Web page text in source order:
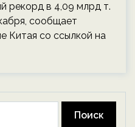
рекорд в 4,09 млрд т.
сообщает
Китая со ссылкой на